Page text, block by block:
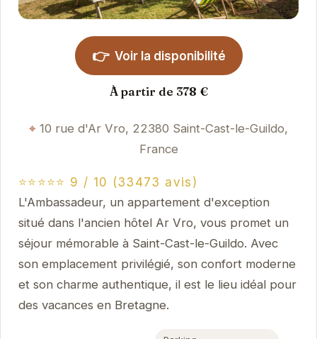
👉 Voir la disponibilité
À partir de 378 €
10 rue d'Ar Vro, 22380 Saint-Cast-le-Guildo,
France
⭐⭐⭐⭐⭐ 9 / 10 (33473 avis)
L'Ambassadeur, un appartement d'exception
situé dans l'ancien hôtel Ar Vro, vous promet un
séjour mémorable à Saint-Cast-le-Guildo. Avec
son emplacement privilégié, son confort moderne
et son charme authentique, il est le lieu idéal pour
des vacances en Bretagne.